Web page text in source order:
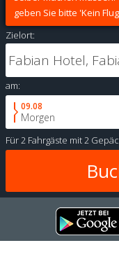
geben Sie bitte 'Kein
Zielort:
am:
09.08
Morgen
Für2 Fahrgäste mit2